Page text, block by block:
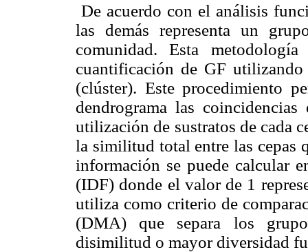
De acuerdo con el análisis
las demás representa un
comunidad. Esta
cuantificación de GF
(clúster). Este procedimiento
dendrograma las
utilización de sustratos de cada
la similitud total entre las cepas
información se puede calcular
(IDF) donde el valor de 1
utiliza como criterio de
(DMA) que separa los
disimilitud o mayor diversidad